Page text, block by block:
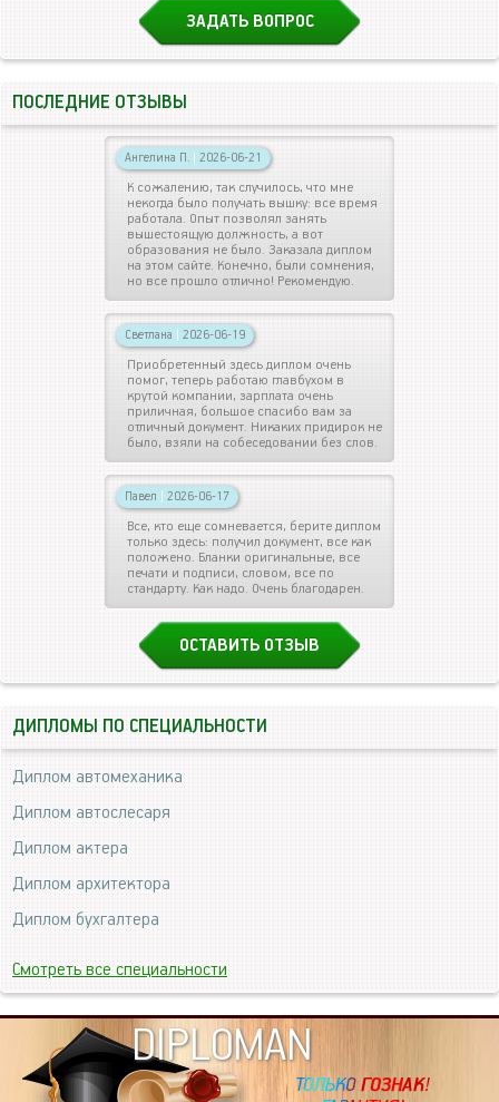
ЗАДАТЬ ВОПРОС
ПОСЛЕДНИЕ ОТЗЫВЫ
Ангелина П. | 2026-06-21
К сожалению, так случилось, что мне
некогда было получать вышку: все время
работала. Опыт позволял занять
вышестоящую должность, а вот
образования не было. Заказала диплом
на этом сайте. Конечно, были сомнения,
но все прошло отлично! Рекомендую.
Светлана | 2026-06-19
Приобретенный здесь диплом очень
помог, теперь работаю главбухом в
крутой компании, зарплата очень
приличная, большое спасибо вам за
отличный документ. Никаких придирок не
было, взяли на собеседовании без слов.
Павел | 2026-06-17
Все, кто еще сомневается, берите диплом
только здесь: получил документ, все как
положено. Бланки оригинальные, все
печати и подписи, словом, все по
стандарту. Как надо. Очень благодарен.
ОСТАВИТЬ ОТЗЫВ
ДИПЛОМЫ ПО СПЕЦИАЛЬНОСТИ
Диплом автомеханика
Диплом автослесаря
Диплом актера
Диплом архитектора
Диплом бухгалтера
Смотреть все специальности
DIPLOMAN